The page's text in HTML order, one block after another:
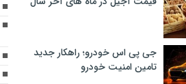
جی پی اس خودرو؛ راهکار جدید
تامین امنیت خودرو